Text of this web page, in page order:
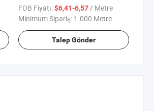
FOB Fiyatı:$6,41-6,57 / Metre
Minimum Sipariş: 1.000 Metre
Talep Gönder